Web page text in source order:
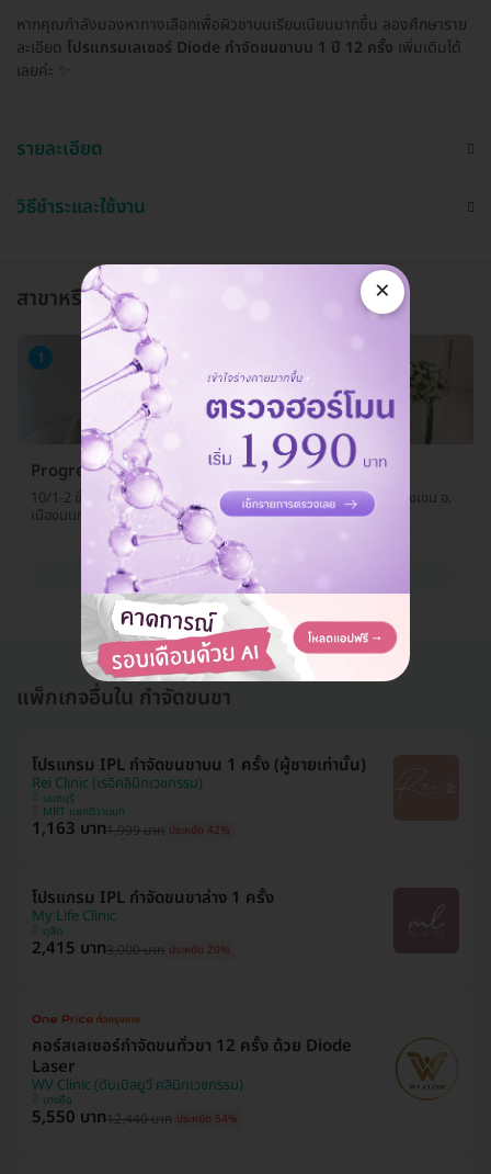
หากคุณกำลังมองหาทางเลือกเพื่อผิวขาบนเรียบเนียนมากขึ้น ลองศึกษาราย
ละเอียด โปรแกรมเลเซอร์ Diode กำจัดขนขาบน 1 ปี 12 ครั้ง เพิ่มเติมได้
เลยค่ะ ✨
รายละเอียด
วิธีชำระและใช้งาน
สาขาหรือแผนกที่ให้บริการ
1
Progression Clinic
10/1-2 ชั้น 10 เดอะมอลล์ ไลฟ์สโตร์ งามวงศ์วาน ถ. งามวงศ์วาน ต. บางเขน อ.
เมืองนนทบุรี จ. นนทบุรี 11000
ดูรายละเอียด
แพ็กเกจอื่นใน กำจัดขนขา
โปรแกรม IPL กำจัดขนขาบน 1 ครั้ง (ผู้ชายเท่านั้น)
Rei Clinic (เรอิคลินิกเวชกรรม)
นนทบุรี
MRT แยกติวานนท์
1,163 บาท1,999 บาท ประหยัด 42%
โปรแกรม IPL กำจัดขนขาล่าง 1 ครั้ง
My Life Clinic
ดุสิต
2,415 บาท3,000 บาท ประหยัด 20%
คอร์สเลเซอร์กำจัดขนทั่วขา 12 ครั้ง ด้วย Diode
Laser
WV Clinic (ดับเบิลยูวี คลินิกเวชกรรม)
บางซื่อ
5,550 บาท12,440 บาท ประหยัด 54%
×